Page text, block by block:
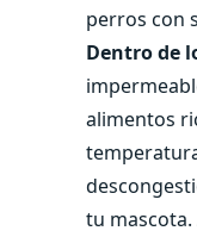
perros con
Dentro de
alimentos
tu mascota.